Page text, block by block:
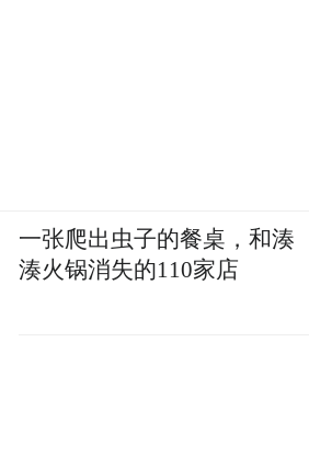
一张爬出虫子的餐桌，和湊
湊火锅消失的110家店